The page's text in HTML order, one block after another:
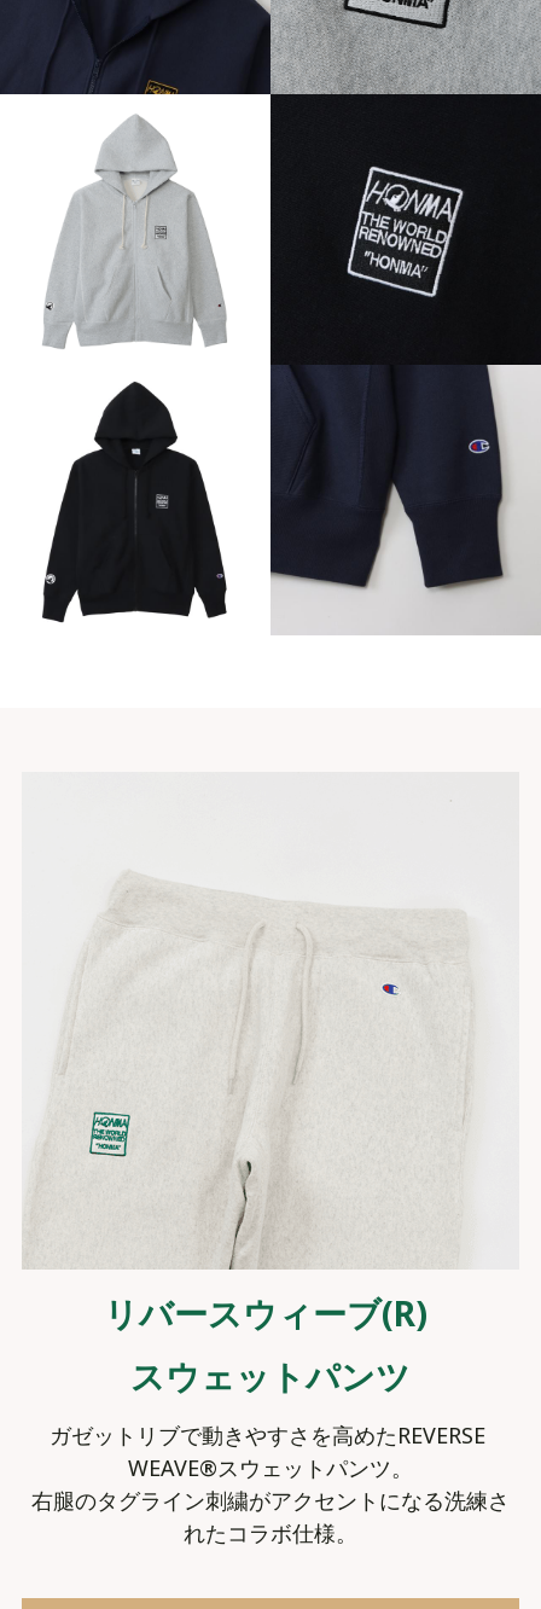
リバースウィーブ(R)
スウェットパンツ
ガゼットリブで動きやすさを高めたREVERSE
WEAVE®スウェットパンツ。
右腿のタグライン刺繍がアクセントになる洗練さ
れたコラボ仕様。